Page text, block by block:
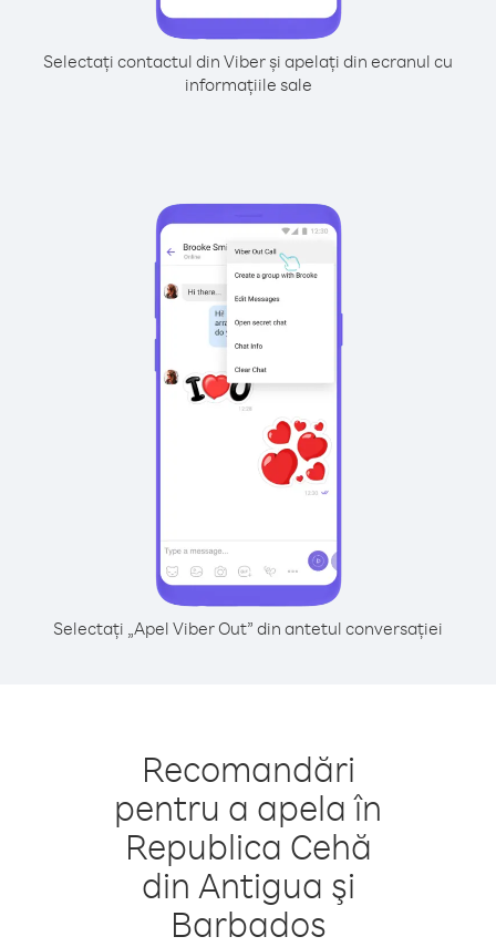
Selectați contactul din Viber și apelați din ecranul cu
informațiile sale
Selectați „Apel Viber Out” din antetul conversației
Recomandări
pentru a apela în
Republica Cehă
din Antigua şi
Barbados